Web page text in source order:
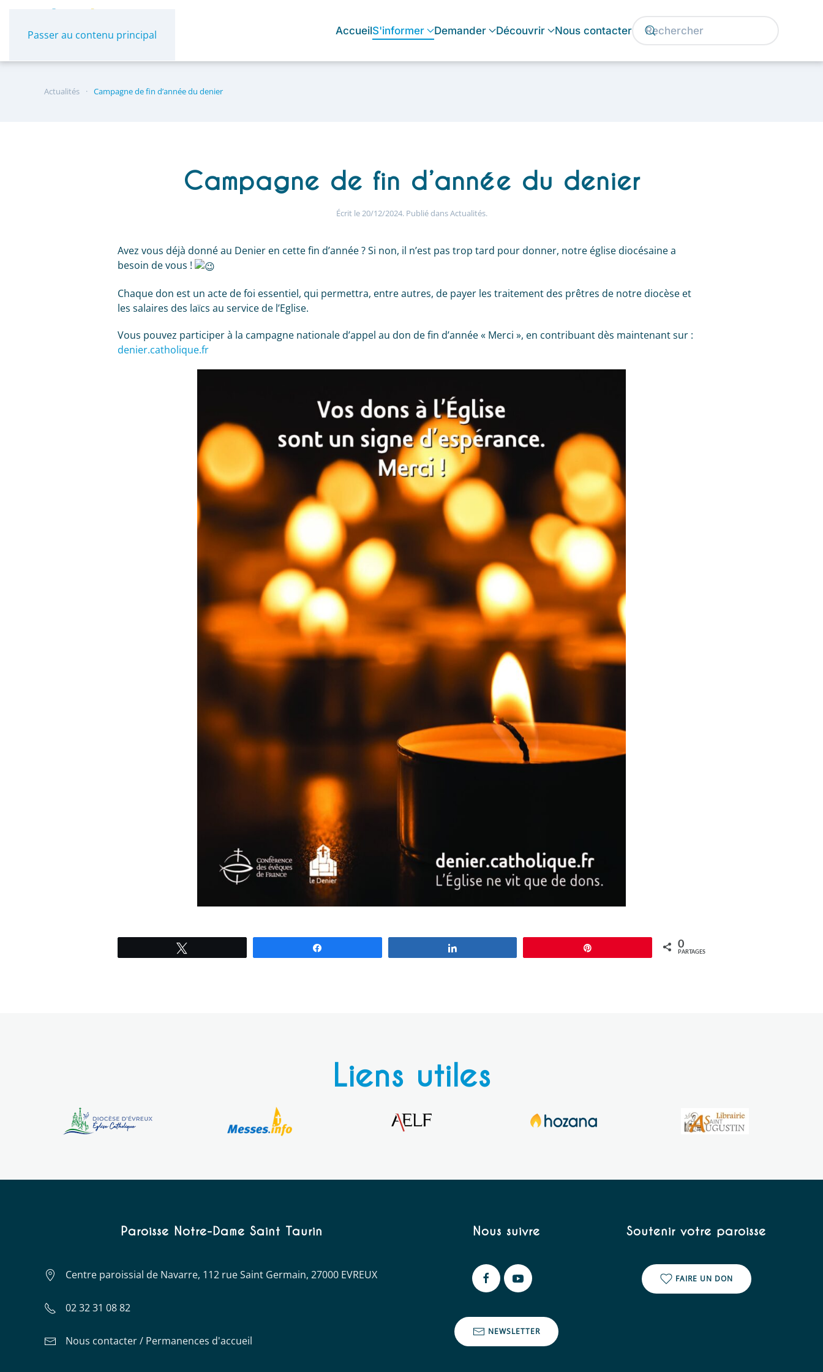
Passer au contenu principal AccueilS'informer Demander Découvrir Nous contacter
Actualités Campagne de fin d’année du denier
Campagne de fin d’année du denier
Écrit le20/12/2024. Publié dansActualités.
Avez vous déjà donné au Denier en cette fin d’année ? Si non, il n’est pas trop tard pour donner, notre église diocésaine a
besoin de vous !
Chaque don est un acte de foi essentiel, qui permettra, entre autres, de payer les traitement des prêtres de notre diocèse et
les salaires des laïcs au service de l’Eglise.
Vous pouvez participer à la campagne nationale d’appel au don de fin d’année « Merci », en contribuant dès maintenant sur :
denier.catholique.fr
0
PARTAGES
Liens utiles
Paroisse Notre-Dame Saint Taurin
Centre paroissial de Navarre, 112 rue Saint Germain, 27000 EVREUX
02 32 31 08 82
Nous contacter / Permanences d'accueil
Nous suivre
NEWSLETTER
Soutenir votre paroisse
FAIRE UN DON
Panneau de gestion des cookies